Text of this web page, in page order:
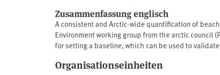
fernerkundliche Methoden wie Satellitenbilder
Studie, und die Methodik wurde an ausgewählten
identifiziert, indem Daten von bereits
Bevölkerungsdichte, Abwasserbehandlung usw.)
Auflösung, Zeit- und Kosteneffizienz und der
Zusammenfassung englisch
A consistent and Arctic-wide quantification of
Environment working group from the arctic council
for setting a baseline, which can be used to
applying remote sensing techniques, such as
Organisationseinheiten